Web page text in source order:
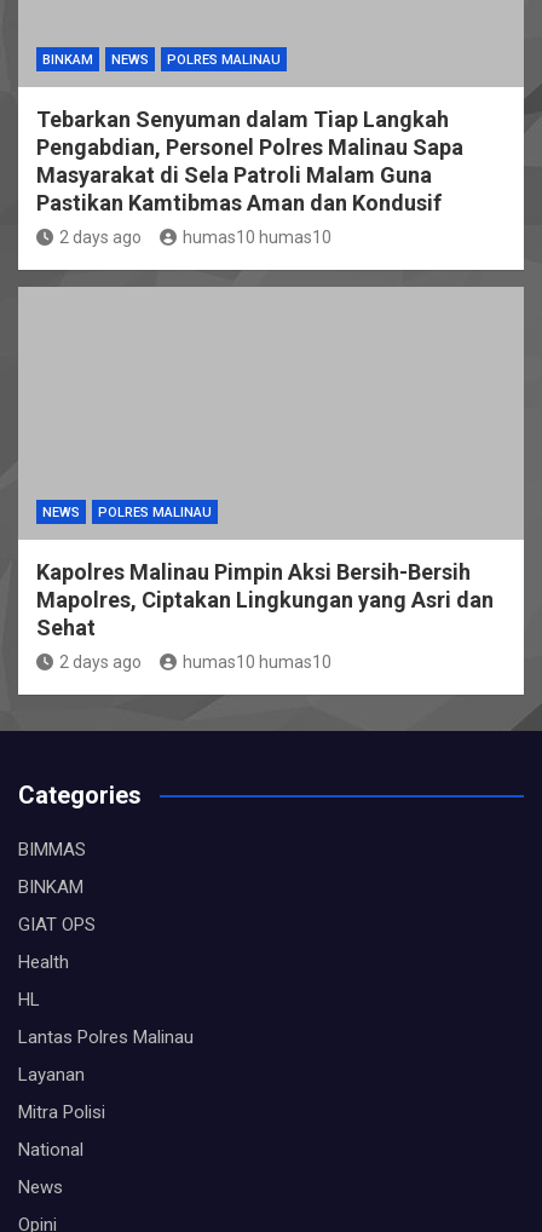
BINKAM NEWS POLRES MALINAU
Tebarkan Senyuman dalam Tiap Langkah
Pengabdian, Personel Polres Malinau Sapa
Masyarakat di Sela Patroli Malam Guna
Pastikan Kamtibmas Aman dan Kondusif
2 days ago humas10 humas10
NEWS POLRES MALINAU
Kapolres Malinau Pimpin Aksi Bersih-Bersih
Mapolres, Ciptakan Lingkungan yang Asri dan
Sehat
2 days ago humas10 humas10
Categories
BIMMAS
BINKAM
GIAT OPS
Health
HL
Lantas Polres Malinau
Layanan
Mitra Polisi
National
News
Opini